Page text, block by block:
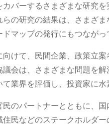
カバーするさまざまな研究
らの研究の結果は、さまざ
マップの発行にもつながっ
けて、民間企業、政策立
議会は、さまざまな問題を
業界を評価し、投資家に
民のパートナーとともに、
民などのステークホルダ